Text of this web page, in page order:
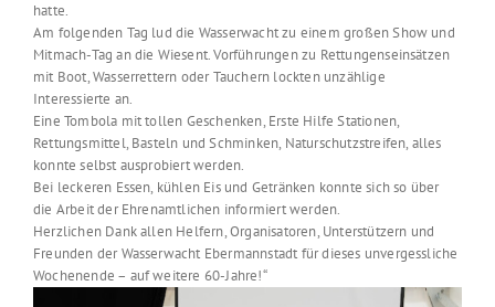
hatte.
Am folgenden Tag lud die Wasserwacht zu einem großen Show und
Mitmach-Tag an die Wiesent. Vorführungen zu Rettungenseinsätzen
mit Boot, Wasserrettern oder Tauchern lockten unzählige
Interessierte an.
Eine Tombola mit tollen Geschenken, Erste Hilfe Stationen,
Rettungsmittel, Basteln und Schminken, Naturschutzstreifen, alles
konnte selbst ausprobiert werden.
Bei leckeren Essen, kühlen Eis und Getränken konnte sich so über
die Arbeit der Ehrenamtlichen informiert werden.
Herzlichen Dank allen Helfern, Organisatoren, Unterstützern und
Freunden der Wasserwacht Ebermannstadt für dieses unvergessliche
Wochenende – auf weitere 60-Jahre!“